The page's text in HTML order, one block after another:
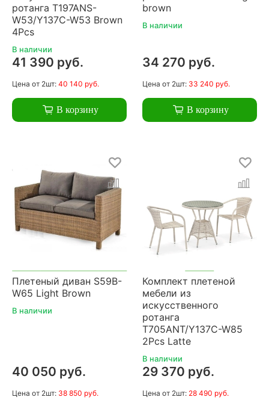
ротанга T197ANS-
W53/Y137C-W53 Brown
4Pcs
В наличии
41 390 руб.
Цена от 2шт: 40 140 руб.
В корзину
brown
В наличии
34 270 руб.
Цена от 2шт: 33 240 руб.
В корзину
Плетеный диван S59B-
W65 Light Brown
В наличии
40 050 руб.
Цена от 2шт: 38 850 руб.
Комплект плетеной
мебели из
искусственного
ротанга
T705ANT/Y137C-W85
2Pcs Latte
В наличии
29 370 руб.
Цена от 2шт: 28 490 руб.